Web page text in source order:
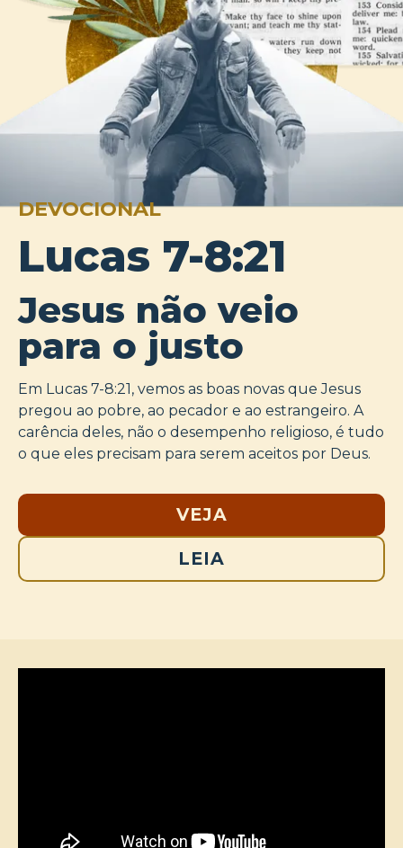
DEVOCIONAL
Lucas 7-8:21
Jesus não veio
para o justo
Em Lucas 7-8:21, vemos as boas novas que Jesus
pregou ao pobre, ao pecador e ao estrangeiro. A
carência deles, não o desempenho religioso, é tudo
o que eles precisam para serem aceitos por Deus.
VEJA
LEIA